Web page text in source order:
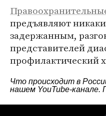
предъявляют
задержанным,
представителей
профилактический
Что происходит в
нашем YouTube-канале.